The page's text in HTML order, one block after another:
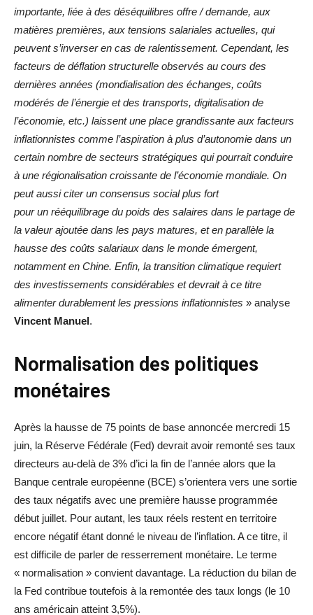
importante, liée à des déséquilibres offre / demande, aux
matières premières, aux tensions salariales actuelles, qui
peuvent s’inverser en cas de ralentissement. Cependant, les
facteurs de déflation structurelle observés au cours des
dernières années (mondialisation des échanges, coûts
modérés de l’énergie et des transports, digitalisation de
l’économie, etc.) laissent une place grandissante aux facteurs
inflationnistes comme l’aspiration à plus d’autonomie dans un
certain nombre de secteurs stratégiques qui pourrait conduire
à une régionalisation croissante de l’économie mondiale. On
peut aussi citer un consensus social plus fort
pour un rééquilibrage du poids des salaires dans le partage de
la valeur ajoutée dans les pays matures, et en parallèle la
hausse des coûts salariaux dans le monde émergent,
notamment en Chine. Enfin, la transition climatique requiert
des investissements considérables et devrait à ce titre
alimenter durablement les pressions inflationnistes » analyse
Vincent Manuel.
Normalisation des politiques
monétaires
Après la hausse de 75 points de base annoncée mercredi 15
juin, la Réserve Fédérale (Fed) devrait avoir remonté ses taux
directeurs au-delà de 3% d’ici la fin de l’année alors que la
Banque centrale européenne (BCE) s’orientera vers une sortie
des taux négatifs avec une première hausse programmée
début juillet. Pour autant, les taux réels restent en territoire
encore négatif étant donné le niveau de l’inflation. A ce titre, il
est difficile de parler de resserrement monétaire. Le terme
« normalisation » convient davantage. La réduction du bilan de
la Fed contribue toutefois à la remontée des taux longs (le 10
ans américain atteint 3,5%).